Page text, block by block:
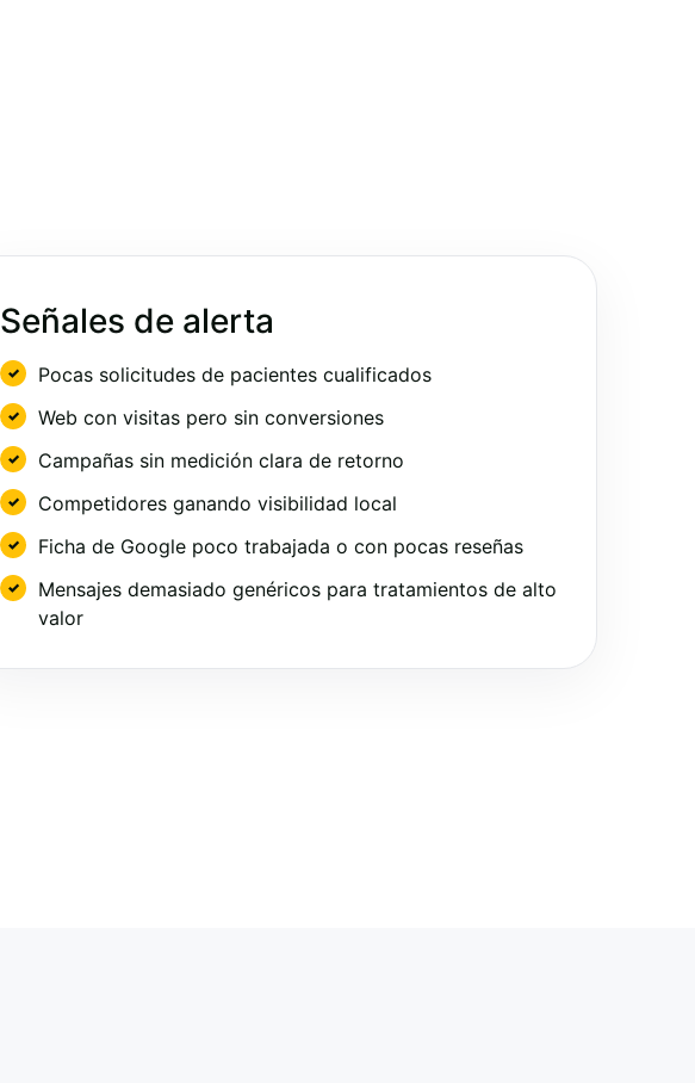
Señales de alerta
Pocas solicitudes de pacientes cualificados
Web con visitas pero sin conversiones
Campañas sin medición clara de retorno
Competidores ganando visibilidad local
Ficha de Google poco trabajada o con pocas reseñas
Mensajes demasiado genéricos para tratamientos de alto
valor